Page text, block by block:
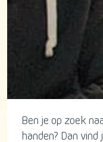
Ben je op zoek
handen? Dan